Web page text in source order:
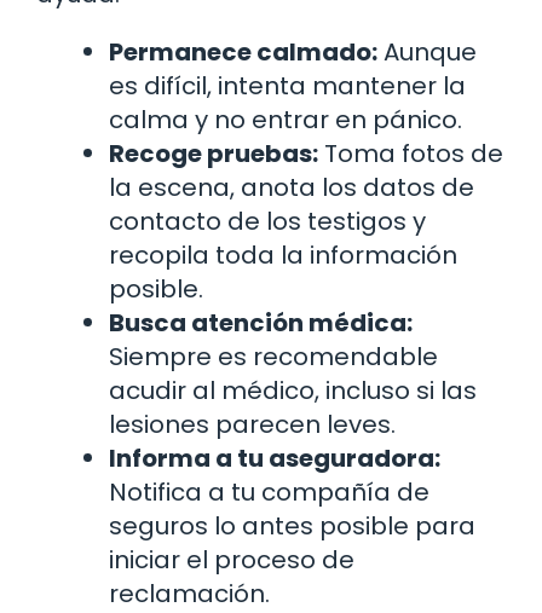
Permanece calmado:Aunque
es difícil, intenta mantener la
calma y no entrar en pánico.
Recoge pruebas: Toma fotos de
la escena, anota los datos de
contacto de los testigos y
recopila toda la información
posible.
Busca atención médica:
Siempre es recomendable
acudir al médico, incluso si las
lesiones parecen leves.
Informa a tu aseguradora:
Notifica a tu compañía de
seguros lo antes posible para
iniciar el proceso de
reclamación.